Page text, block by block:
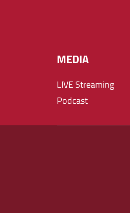
MEDIA
LIVE Streaming
Podcast